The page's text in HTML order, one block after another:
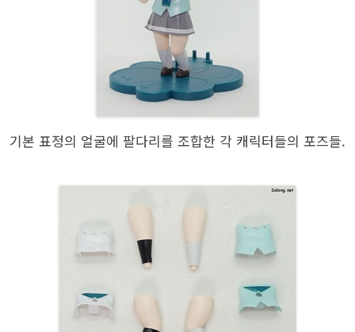
기본 표정의 얼굴에 팔다리를 조합한 각 캐릭터들의 포즈들.